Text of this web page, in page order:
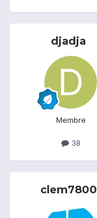
djadja
Membre
38
clem7800